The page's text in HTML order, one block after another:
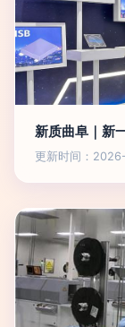
新质曲阜｜新
更新时间：